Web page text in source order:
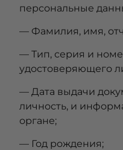
персональные
— Фамилия, имя,
— Тип, серия и
удостоверяющего
— Дата выдачи
личность, и
органе;
— Год рождения;